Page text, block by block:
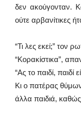
δεν ακούγονταν.
ούτε αρβανίτικες
“Τι λες εκεί;” τον
“Κορακίστικα”,
“Ας το παιδί, παιδί
Κι ο πατέρας
άλλα παιδιά, καθώς